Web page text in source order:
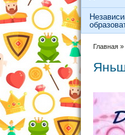
Вы здесь
Главная»